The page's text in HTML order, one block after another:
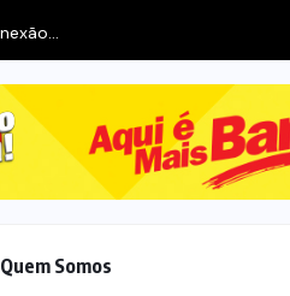
Quem Somos